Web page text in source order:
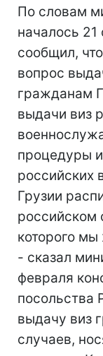
По словам
началось
сообщил,
вопрос
гражданам
выдачи виз
процедуры
российских
Грузии
российском
которого
- сказал
февраля
посольства
выдачу виз
случаев,